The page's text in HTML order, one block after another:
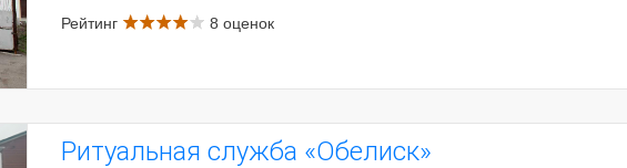
Рейтинг
8 оценок
Ритуальная служба «Обелиск»